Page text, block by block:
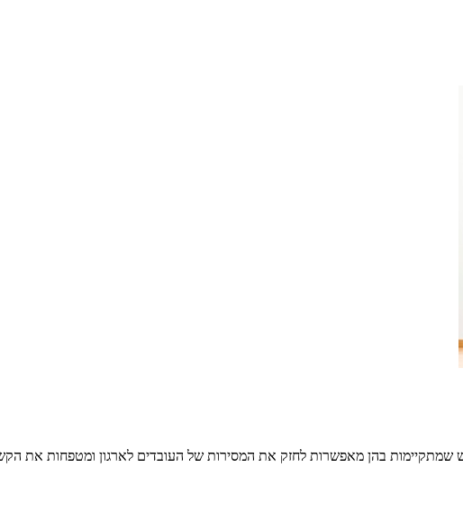
שמתקיימות בהן מאפשרות לחזק את המסירות של העובדים לארגון ומטפחות את